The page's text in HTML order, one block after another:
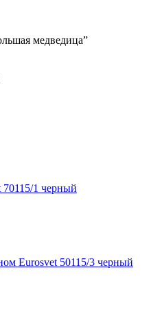
медведица”
1 черный
Eurosvet 50115/3 черный